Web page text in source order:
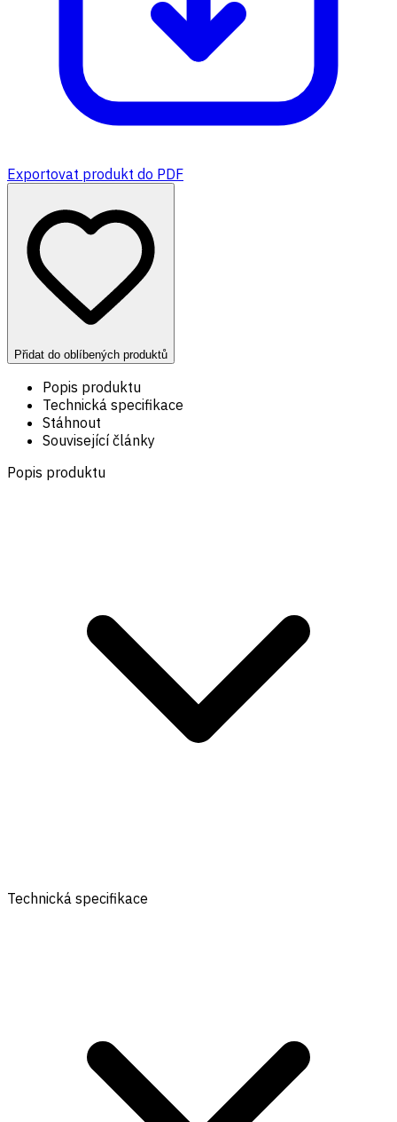
Exportovat produkt do PDF
Přidat do oblíbených produktů
Popis produktu
Technická specifikace
Stáhnout
Související články
Popis produktu
Technická specifikace